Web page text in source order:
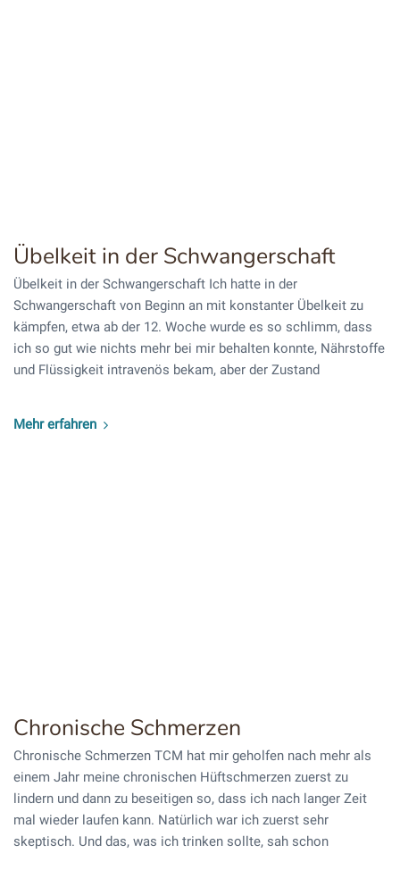
Übelkeit in der Schwangerschaft
Übelkeit in der Schwangerschaft Ich hatte in der
Schwangerschaft von Beginn an mit konstanter Übelkeit zu
kämpfen, etwa ab der 12. Woche wurde es so schlimm, dass
ich so gut wie nichts mehr bei mir behalten konnte, Nährstoffe
und Flüssigkeit intravenös bekam, aber der Zustand
Mehr erfahren
Chronische Schmerzen
Chronische Schmerzen TCM hat mir geholfen nach mehr als
einem Jahr meine chronischen Hüftschmerzen zuerst zu
lindern und dann zu beseitigen so, dass ich nach langer Zeit
mal wieder laufen kann. Natürlich war ich zuerst sehr
skeptisch. Und das, was ich trinken sollte, sah schon